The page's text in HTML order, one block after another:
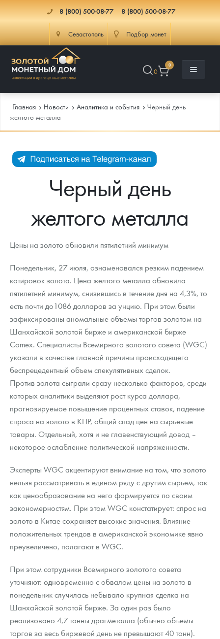
8 (800) 500-08-77 8 (800) 500-08-77
Севастополь Подбор монет
0
0
Каталог Монет
Инвестиционные монеты
Монеты Царской России
Монеты стран мира после 1950г
Георгий Победоносец
Золотой червонец Сеятель
Золотые слитки
Аксессуары
Гарри Поттер
Год Лошади
Флот: ледоколы и корабли
Жетоны "Необыкновенные обитатели глубин"
Ювелирные изделия
Русская нумизматика
Золотая карманная галерея
Наборы подарочных и коллекционных монет
Монеты и жетоны из недрагоценных металлов
Книги по нумизматике
Инфо
Как сделать заказ
Гарантии
Выкуп монет
Выкуп серебряных монет
Вопрос - ответ
Памятка для работы с монетами из драгметаллов
Условия возврата
Монеты
Политика конфиденциальности
Политика использования Cookies
Положение по обработке и защите персональных данных
Информация
Распродажа монет и жетонов
Аналитика и события
Итоги 2025 года. Прогноз курсов золота, серебра, платины на
2026 год
Cтатьи
Георгий Победоносец - динамика цен
Котировки
Курс золота и серебра
Лом выкуп
Скупка слитков
Контакты
О нас
Наши преимущества
Пресс-служба
Главная Новости Аналитика и события
Черный день
желтого металла
Черный день
желтого металла
Цены на золото обновили пятилетний минимум
Понедельник, 27 июля, ознаменовался резким падением
котировок золота. Цена желтого металла обновила
пятилетний минимум, снизившись в течение дня на 4,3%, то
есть почти до1086 долларов за унцию. При этом были
зафиксированы аномальные объемы торгов золотом на
Шанхайской золотой бирже и американской бирже
Comex. Специалисты Всемирного золотого совета (WGC)
указали в качестве главной причины происходящего
беспрецедентный объем спекулятивных сделок.
Против золота сыграли сразу несколько факторов, среди
которых аналитики выделяют рост курса доллара,
прогнозируемое повышение процентных ставок, падение
спроса на золото в КНР, общий спад цен на сырьевые
товары. Отдельный, хотя и не главенствующий довод –
некоторое ослабление политической напряженности.
Эксперты WGC акцентируют внимание на том, что золото
нельзя рассматривать в едином ряду с другим сырьем, так
как ценообразование на него формируется по своим
закономерностям. При этом WGC констатирует: спрос на
золото в Китае сохраняет высокие значения. Влияние
положительных трендов в американской экономике явно
преувеличено, полагают в WGC.
При этом сотрудники Всемирного золотого совета
уточняют: одновременно с обвалом цены на золото в
понедельник случилась небывало крупная сделка на
Шанхайской золотой бирже. За один раз было
реализовано 4,7 тонны драгметалла (обычно объемы
торгов за весь биржевой день не превышают 40 тонн).